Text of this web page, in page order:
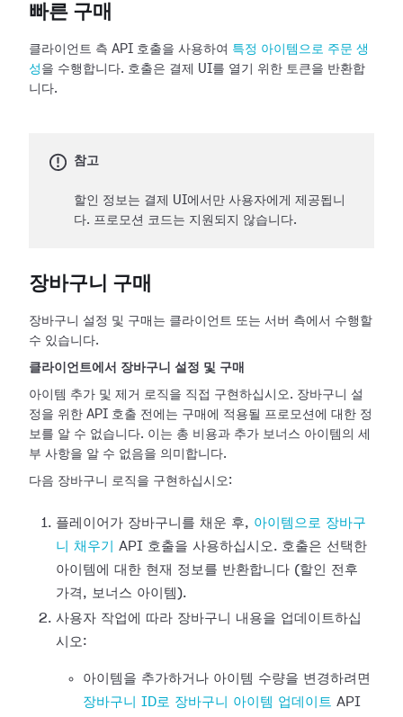
빠른 구매
클라이언트 측 API 호출을 사용하여 특정 아이템으로 주문 생
성 을 수행합니다. 호출은 결제 UI를 열기 위한 토큰을 반환합
니다.
참고
할인 정보는 결제 UI에서만 사용자에게 제공됩니
다. 프로모션 코드는 지원되지 않습니다.
장바구니 구매
장바구니 설정 및 구매는 클라이언트 또는 서버 측에서 수행할
수 있습니다.
클라이언트에서 장바구니 설정 및 구매
아이템 추가 및 제거 로직을 직접 구현하십시오. 장바구니 설
정을 위한 API 호출 전에는 구매에 적용될 프로모션에 대한 정
보를 알 수 없습니다. 이는 총 비용과 추가 보너스 아이템의 세
부 사항을 알 수 없음을 의미합니다.
다음 장바구니 로직을 구현하십시오:
플레이어가 장바구니를 채운 후, 아이템으로 장바구
니 채우기
API 호출을 사용하십시오. 호출은 선택한
아이템에 대한 현재 정보를 반환합니다 (할인 전후
가격, 보너스 아이템).
사용자 작업에 따라 장바구니 내용을 업데이트하십
시오:
아이템을 추가하거나 아이템 수량을 변경하려면
장바구니 ID로 장바구니 아이템 업데이트 API